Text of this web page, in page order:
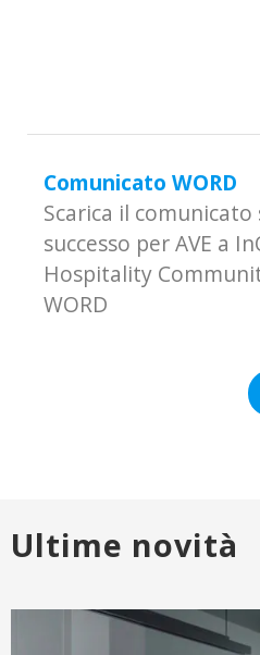
Comunicato WORD
Scarica il comunicato
successo per AVE a
Hospitality
WORD
Ultime novità